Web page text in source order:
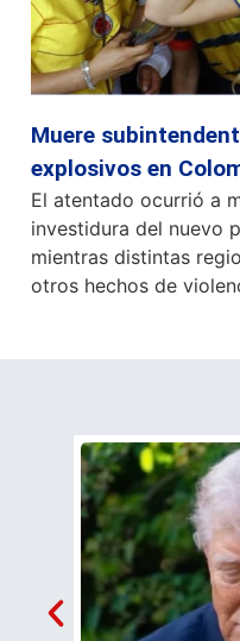
Muere
explosivos en
El atentado ocurrió a
investidura del nuevo
mientras distintas
otros hechos de